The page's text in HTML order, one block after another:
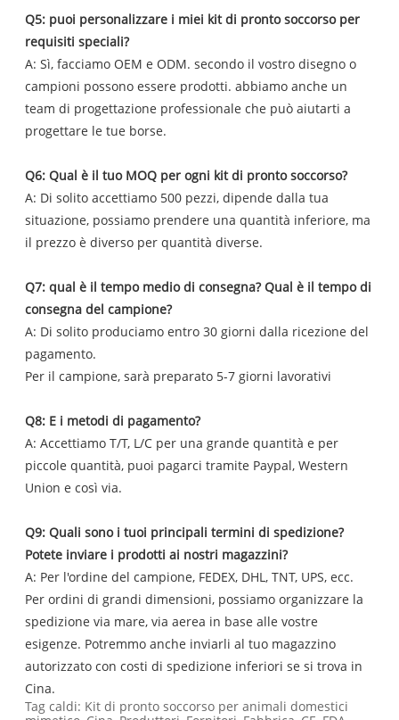
Q5: puoi personalizzare i miei kit di pronto soccorso per
requisiti speciali?
A: Sì, facciamo OEM e ODM. secondo il vostro disegno o
campioni possono essere prodotti. abbiamo anche un
team di progettazione professionale che può aiutarti a
progettare le tue borse.
Q6: Qual è il tuo MOQ per ogni kit di pronto soccorso?
A: Di solito accettiamo 500 pezzi, dipende dalla tua
situazione, possiamo prendere una quantità inferiore, ma
il prezzo è diverso per quantità diverse.
Q7: qual è il tempo medio di consegna? Qual è il tempo di
consegna del campione?
A: Di solito produciamo entro 30 giorni dalla ricezione del
pagamento.
Per il campione, sarà preparato 5-7 giorni lavorativi
Q8: E i metodi di pagamento?
A: Accettiamo T/T, L/C per una grande quantità e per
piccole quantità, puoi pagarci tramite Paypal, Western
Union e così via.
Q9: Quali sono i tuoi principali termini di spedizione?
Potete inviare i prodotti ai nostri magazzini?
A: Per l'ordine del campione, FEDEX, DHL, TNT, UPS, ecc.
Per ordini di grandi dimensioni, possiamo organizzare la
spedizione via mare, via aerea in base alle vostre
esigenze. Potremmo anche inviarli al tuo magazzino
autorizzato con costi di spedizione inferiori se si trova in
Cina.
Tag caldi: Kit di pronto soccorso per animali domestici